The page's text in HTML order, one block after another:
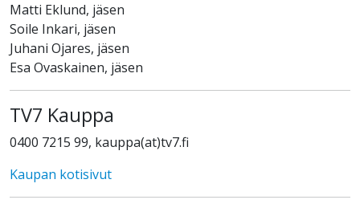
Matti Eklund, jäsen
Soile Inkari, jäsen
Juhani Ojares, jäsen
Esa Ovaskainen, jäsen
TV7 Kauppa
0400 7215 99, kauppa(at)tv7.fi
Kaupan kotisivut